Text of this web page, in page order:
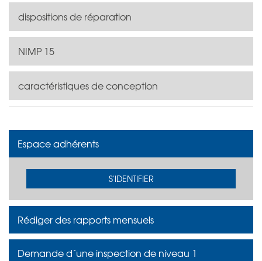
dispositions de réparation
NIMP 15
caractéristiques de conception
Espace adhérents
S'IDENTIFIER
Rédiger des rapports mensuels
Demande d´une inspection de niveau 1